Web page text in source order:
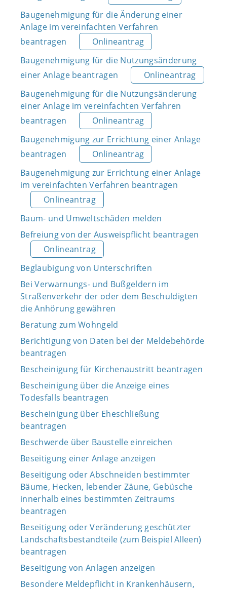
Baugenehmigung für die Änderung einer
Anlage im vereinfachten Verfahren
beantragen
Onlineantrag
Baugenehmigung für die Nutzungsänderung
einer Anlage beantragen
Onlineantrag
Baugenehmigung für die Nutzungsänderung
einer Anlage im vereinfachten Verfahren
beantragen
Onlineantrag
Baugenehmigung zur Errichtung einer Anlage
beantragen
Onlineantrag
Baugenehmigung zur Errichtung einer Anlage
im vereinfachten Verfahren beantragen
Onlineantrag
Baum- und Umweltschäden melden
Befreiung von der Ausweispflicht beantragen
Onlineantrag
Beglaubigung von Unterschriften
Bei Verwarnungs- und Bußgeldern im
Straßenverkehr der oder dem Beschuldigten
die Anhörung gewähren
Beratung zum Wohngeld
Berichtigung von Daten bei der Meldebehörde
beantragen
Bescheinigung für Kirchenaustritt beantragen
Bescheinigung über die Anzeige eines
Todesfalls beantragen
Bescheinigung über Eheschließung
beantragen
Beschwerde über Baustelle einreichen
Beseitigung einer Anlage anzeigen
Beseitigung oder Abschneiden bestimmter
Bäume, Hecken, lebender Zäune, Gebüsche
innerhalb eines bestimmten Zeitraums
beantragen
Beseitigung oder Veränderung geschützter
Landschaftsbestandteile (zum Beispiel Alleen)
beantragen
Beseitigung von Anlagen anzeigen
Besondere Meldepflicht in Krankenhäusern,